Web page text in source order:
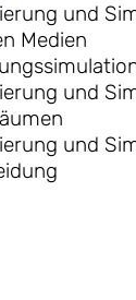
und
Medien
und
und